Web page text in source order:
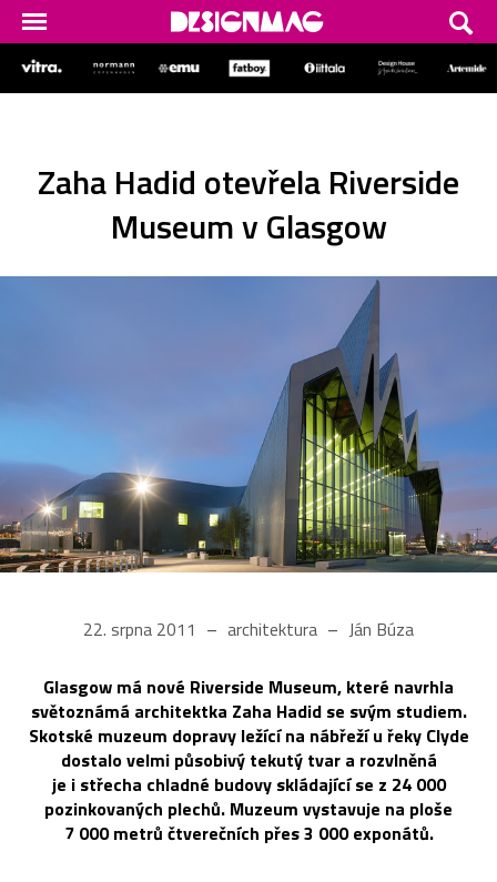
Zaha Hadid otevřela Riverside
Museum v Glasgow
22. srpna 2011 architektura Ján Búza
Glasgow má nové Riverside Museum, které navrhla
světoznámá architektka Zaha Hadid se svým studiem.
Skotské muzeum dopravy ležící na nábřeží u řeky Clyde
dostalo velmi působivý tekutý tvar a rozvlněná
je i střecha chladné budovy skládající se z 24 000
pozinkovaných plechů. Muzeum vystavuje na ploše
7 000 metrů čtverečních přes 3 000 exponátů.